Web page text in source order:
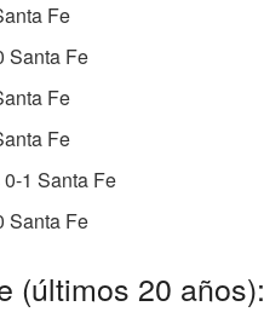
Fe
Santa Fe
Fe
Fe
1 Santa Fe
Santa Fe
(últimos 20 años):